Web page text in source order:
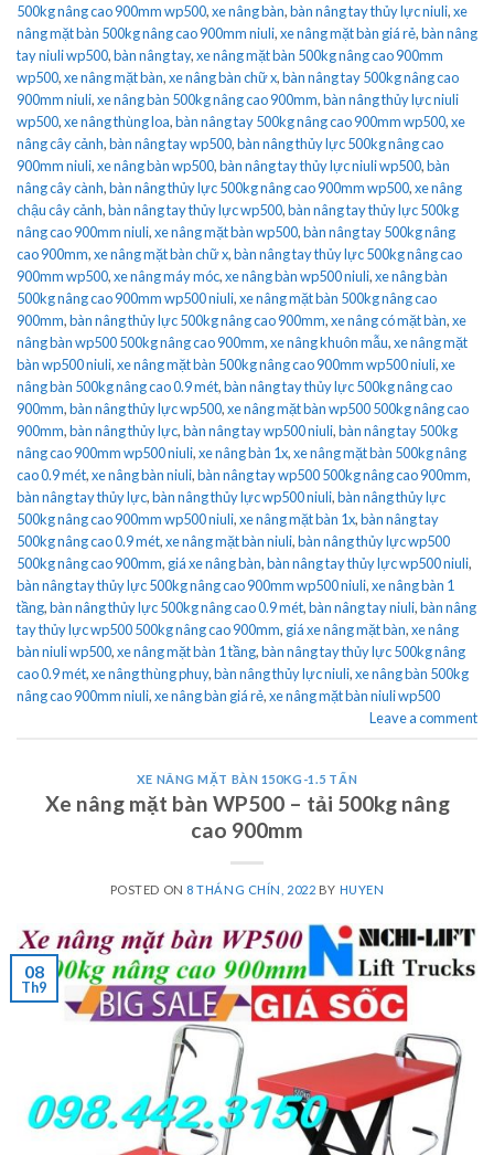
500kg nâng cao 900mm wp500,xe nâng bàn,bàn nâng tay thủy lực niuli,xe
nâng mặt bàn 500kg nâng cao 900mm niuli,xe nâng mặt bàn giá rẻ,bàn nâng
tay niuli wp500,bàn nâng tay,xe nâng mặt bàn 500kg nâng cao 900mm
wp500,xe nâng mặt bàn,xe nâng bàn chữ x,bàn nâng tay 500kg nâng cao
900mm niuli,xe nâng bàn 500kg nâng cao 900mm,bàn nâng thủy lực niuli
wp500,xe nâng thùng loa,bàn nâng tay 500kg nâng cao 900mm wp500,xe
nâng cây cảnh,bàn nâng tay wp500,bàn nâng thủy lực 500kg nâng cao
900mm niuli,xe nâng bàn wp500,bàn nâng tay thủy lực niuli wp500,bàn
nâng cây cành,bàn nâng thủy lực 500kg nâng cao 900mm wp500,xe nâng
chậu cây cảnh,bàn nâng tay thủy lực wp500,bàn nâng tay thủy lực 500kg
nâng cao 900mm niuli,xe nâng mặt bàn wp500,bàn nâng tay 500kg nâng
cao 900mm,xe nâng mặt bàn chữ x,bàn nâng tay thủy lực 500kg nâng cao
900mm wp500,xe nâng máy móc,xe nâng bàn wp500 niuli,xe nâng bàn
500kg nâng cao 900mm wp500 niuli,xe nâng mặt bàn 500kg nâng cao
900mm,bàn nâng thủy lực 500kg nâng cao 900mm,xe nâng có mặt bàn,xe
nâng bàn wp500 500kg nâng cao 900mm,xe nâng khuôn mẫu,xe nâng mặt
bàn wp500 niuli,xe nâng mặt bàn 500kg nâng cao 900mm wp500 niuli,xe
nâng bàn 500kg nâng cao 0.9 mét,bàn nâng tay thủy lực 500kg nâng cao
900mm,bàn nâng thủy lực wp500,xe nâng mặt bàn wp500 500kg nâng cao
900mm,bàn nâng thủy lực,bàn nâng tay wp500 niuli,bàn nâng tay 500kg
nâng cao 900mm wp500 niuli,xe nâng bàn 1x,xe nâng mặt bàn 500kg nâng
cao 0.9 mét,xe nâng bàn niuli,bàn nâng tay wp500 500kg nâng cao 900mm,
bàn nâng tay thủy lực,bàn nâng thủy lực wp500 niuli,bàn nâng thủy lực
500kg nâng cao 900mm wp500 niuli,xe nâng mặt bàn 1x,bàn nâng tay
500kg nâng cao 0.9 mét,xe nâng mặt bàn niuli,bàn nâng thủy lực wp500
500kg nâng cao 900mm, giá xe nâng bàn,bàn nâng tay thủy lực wp500 niuli,
bàn nâng tay thủy lực 500kg nâng cao 900mm wp500 niuli,xe nâng bàn 1
tầng,bàn nâng thủy lực 500kg nâng cao 0.9 mét,bàn nâng tay niuli,bàn nâng
tay thủy lực wp500 500kg nâng cao 900mm, giá xe nâng mặt bàn,xe nâng
bàn niuli wp500,xe nâng mặt bàn 1 tầng,bàn nâng tay thủy lực 500kg nâng
cao 0.9 mét,xe nâng thùng phuy,bàn nâng thủy lực niuli,xe nâng bàn 500kg
nâng cao 900mm niuli,xe nâng bàn giá rẻ,xe nâng mặt bàn niuli wp500
Leave a comment
XE NÂNG MẶT BÀN 150KG-1.5 TẤN
Xe nâng mặt bàn WP500 – tải 500kg nâng
cao 900mm
POSTED ON 8 THÁNG CHÍN, 2022 BY HUYEN
08
Th9